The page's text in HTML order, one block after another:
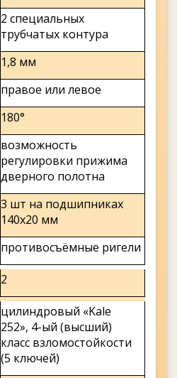
2 специальных
трубчатых контура
1,8 мм
правое или левое
180°
возможность
регулировки прижима
дверного полотна
3 шт на подшипниках
140х20 мм
противосъёмные ригели
2
цилиндровый «Kale
252», 4-ый (высший)
класс взломостойкости
(5 ключей)